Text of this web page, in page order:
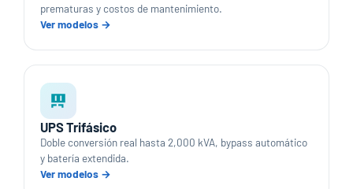
prematuras y costos de mantenimiento.
Ver modelos →
UPS Trifásico
Doble conversión real hasta 2,000 kVA, bypass automático
y batería extendida.
Ver modelos →